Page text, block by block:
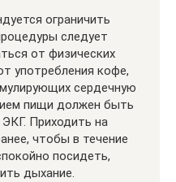
ограничить
следует
от физических
употребления кофе,
сердечную
пищи должен быть
Приходить на
чтобы в течение
посидеть,
дыхание.